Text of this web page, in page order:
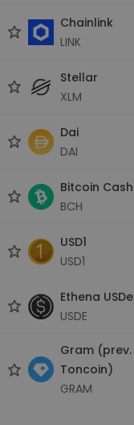
Chainlink
LINK
Stellar
XLM
Dai
DAI
Bitcoin Cash
BCH
USD1
USD1
Ethena USDe
USDE
Gram (prev.
Toncoin)
GRAM